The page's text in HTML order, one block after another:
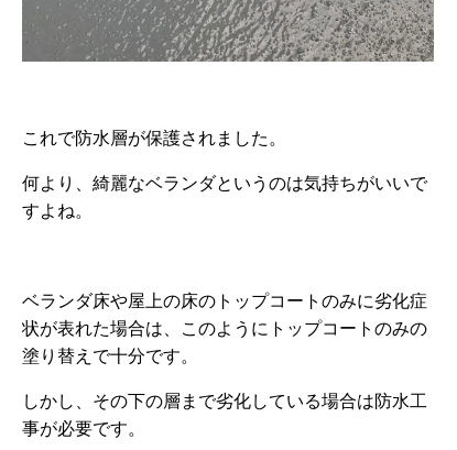
これで防水層が保護されました。
何より、綺麗なベランダというのは気持ちがいいで
すよね。
ベランダ床や屋上の床のトップコートのみに劣化症
状が表れた場合は、このようにトップコートのみの
塗り替えで十分です。
しかし、その下の層まで劣化している場合は防水工
事が必要です。